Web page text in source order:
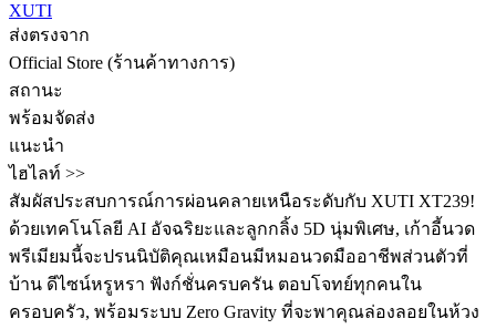
XUTI
ส่งตรงจาก
Official Store (ร้านค้าทางการ)
สถานะ
พร้อมจัดส่ง
แนะนำ
ไฮไลท์ >>
สัมผัสประสบการณ์การผ่อนคลายเหนือระดับกับ XUTI XT239! ️
ด้วยเทคโนโลยี AI อัจฉริยะและลูกกลิ้ง 5D นุ่มพิเศษ, เก้าอี้นวด
พรีเมียมนี้จะปรนนิบัติคุณเหมือนมีหมอนวดมืออาชีพส่วนตัวที่
บ้าน ดีไซน์หรูหรา ฟังก์ชั่นครบครัน ตอบโจทย์ทุกคนใน
ครอบครัว, พร้อมระบบ Zero Gravity ที่จะพาคุณล่องลอยในห้วง